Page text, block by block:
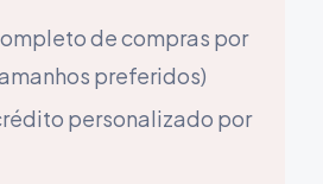
de compras por
preferidos)
personalizado por